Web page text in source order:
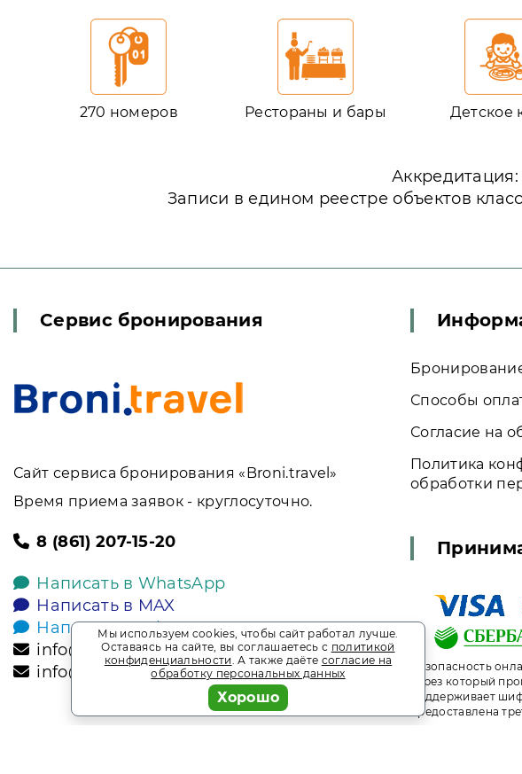
270 номеров Рестораны и бары Детское
Записи в едином реестре объектов
Сервис бронирования
Сайт сервиса бронирования «Broni.travel»
Время приема заявок - круглосуточно.
8 (861) 207-15-20
Написать в WhatsApp
Написать в MAX
Написать в Telegram
info@broni.travel
info@sochisputnik.ru
Способы
Согласие на
Политика
обработки
Безопасность
через который
поддерживает
предоставлена
Мы используем cookies, чтобы сайт работал лучше.
Оставаясь на сайте, вы соглашаетесь с политикой
конфиденциальности. А также даёте согласие на
обработку персональных данных
Хорошо